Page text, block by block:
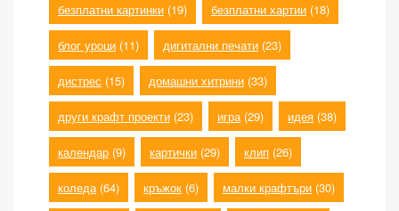
безплатни картинки (19) безплатни хартии (18)
блог уроци (11) дигитални печати (23)
дистрес (15) домашни хитрини (33)
други крафт проекти (23) игра (29) идея (38)
календар (9) картички (29) клип (26)
коледа (64) кръжок (6) малки крафтъри (30)